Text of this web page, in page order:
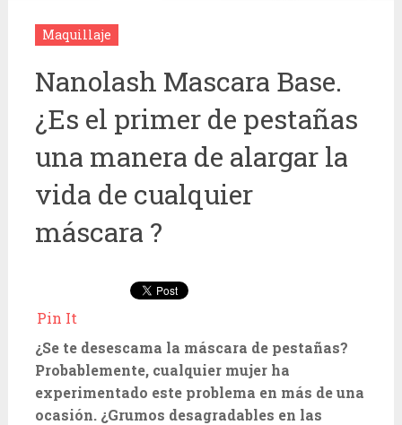
Maquillaje
Nanolash Mascara Base.
¿Es el primer de pestañas
una manera de alargar la
vida de cualquier
máscara ?
Pin It
¿Se te desescama la máscara de pestañas?
Probablemente, cualquier mujer ha
experimentado este problema en más de una
ocasión. ¿Grumos desagradables en las